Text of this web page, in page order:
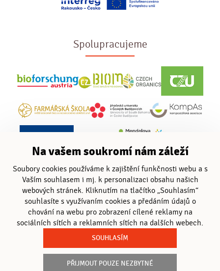
Spolupracujeme
Na vašem soukromí nám záleží
Soubory cookies používáme k zajištění funkčnosti webu a s
Vaším souhlasem i mj. k personalizaci obsahu našich
webových stránek. Kliknutím na tlačítko „Souhlasím“
souhlasíte s využívaním cookies a předáním údajů o
chování na webu pro zobrazení cílené reklamy na
sociálních sítích a reklamních sítích na dalších webech.
SOUHLASÍM
PŘIJMOUT POUZE NEZBYTNÉ